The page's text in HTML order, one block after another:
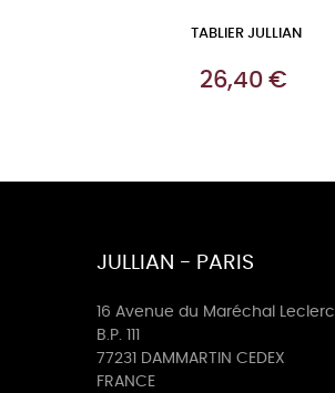
TABLIER JULLIAN
Prix
26,40 €
JULLIAN - PARIS
16 Avenue du Maréchal Leclerc
B.P. 111
77231 DAMMARTIN CEDEX
FRANCE